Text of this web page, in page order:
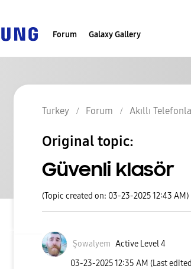
Forum Galaxy Gallery
Turkey Forum Akıllı
Original topic:
Güvenli klasör
(Topic created on: 03-23-2025 12:43 AM)
Şowalyem Active Level 4
‎03-23-202512:35 AM (Last edited